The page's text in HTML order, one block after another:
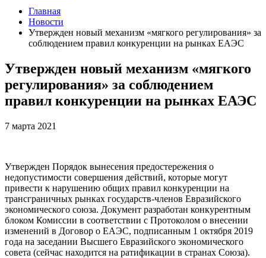
Главная
Новости
Утвержден новый механизм «мягкого регулирования» за
соблюдением правил конкуренции на рынках ЕАЭС
Утвержден новый механизм «мягкого
регулирования» за соблюдением
правил конкуренции на рынках ЕАЭС
7 марта 2021
Утвержден Порядок вынесения предостережения о
недопустимости совершения действий, которые могут
привести к нарушению общих правил конкуренции на
трансграничных рынках государств-членов Евразийского
экономического союза. Документ разработан конкурентным
блоком Комиссии в соответствии с Протоколом о внесении
изменений в Договор о ЕАЭС, подписанным 1 октября 2019
года на заседании Высшего Евразийского экономического
совета (сейчас находится на ратификации в странах Союза).